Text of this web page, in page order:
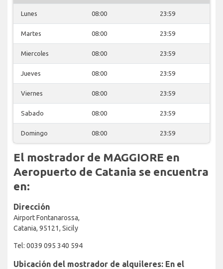
Lunes 08:00 23:59
Martes 08:00 23:59
Miercoles 08:00 23:59
Jueves 08:00 23:59
Viernes 08:00 23:59
Sabado 08:00 23:59
Domingo 08:00 23:59
El mostrador de MAGGIORE en
Aeropuerto de Catania se encuentra
en:
Dirección
Airport Fontanarossa,
Catania, 95121, Sicily
Tel: 0039 095 340 594
Ubicación del mostrador de alquileres: En el